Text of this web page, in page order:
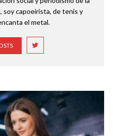
soy capoeirista, de tenis y
el metal.